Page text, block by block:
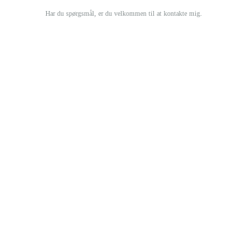
Har du spørgsmål, er du velkommen til at kontakte mig.